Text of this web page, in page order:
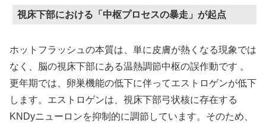
視床下部における「中枢プロセスの暴走」が起点
ホットフラッシュの本質は、単に皮膚が熱くなる現象では
なく、脳の視床下部にある温熱調節中枢の誤作動です 。
更年期では、卵巣機能の低下に伴ってエストロゲンが低下
します。エストロゲンは、視床下部弓状核に存在する
KNDyニューロンを抑制的に調節しています。そのため、